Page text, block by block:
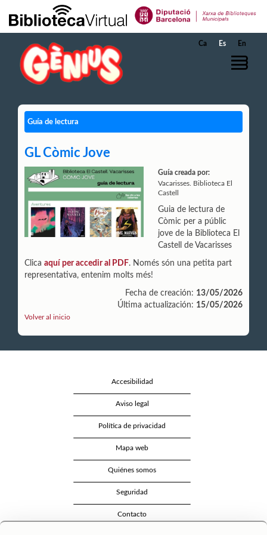
Saltar al contenido principal
Ca Es En
Guía de lectura
GL Còmic Jove
Guía creada por:
Vacarisses. Biblioteca El
Castell
Guia de lectura de
Còmic per a públic
jove de la Biblioteca El
Castell de Vacarisses
Clica aquí per accedir al PDF. Només són una petita part
representativa, entenim molts més!
Fecha de creación: 13/05/2026
Última actualización: 15/05/2026
Volver al inicio
Accesibilidad
Aviso legal
Política de privacidad
Mapa web
Quiénes somos
Seguridad
Contacto